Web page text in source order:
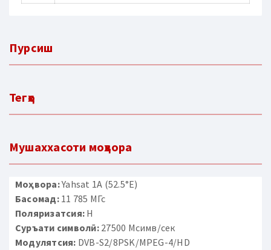
Пурсиш
Тегҳо
Мушаххасоти моҳвора
Моҳвора:Yahsat 1A (52.5°E)
Басомад:11 785 МГс
Поляризатсия: H
Суръати символӣ:27500 Мсимв/сек
Модулятсия: DVB-S2/8PSK/MPEG-4/HD